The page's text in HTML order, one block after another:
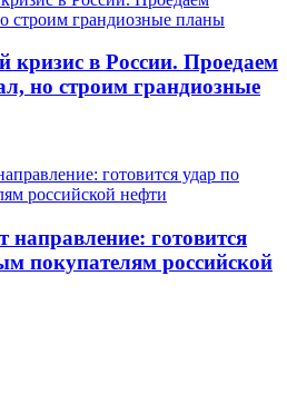
кризис в России. Проедаем
но строим грандиозные
готовится
покупателям российской